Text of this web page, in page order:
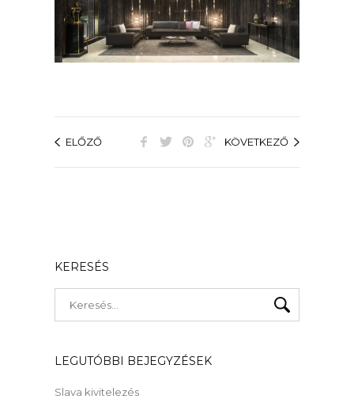
ELŐZŐ KÖVETKEZŐ
KERESÉS
LEGUTÓBBI BEJEGYZÉSEK
Slava kivitelezés